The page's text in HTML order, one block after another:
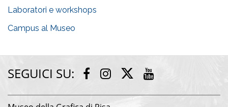
Laboratori e workshops
Campus al Museo
SEGUICI SU: Facebook
Instagram
Twitter